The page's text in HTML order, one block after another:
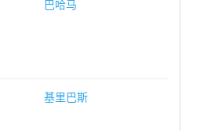
巴哈马
基里巴斯